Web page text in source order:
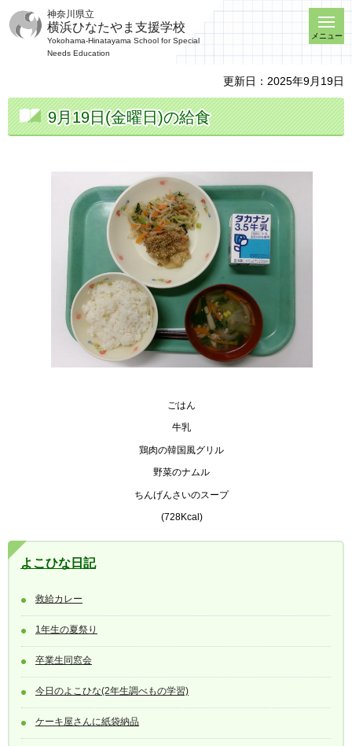
神奈川県立
横浜ひなたやま支援学校
Yokohama-Hinatayama School for Special
Needs Education
メニュー
更新日：2025年9月19日
9月19日(金曜日)の給食
ごはん
牛乳
鶏肉の韓国風グリル
野菜のナムル
ちんげんさいのスープ
(728Kcal)
よこひな日記
救給カレー
1年生の夏祭り
卒業生同窓会
今日のよこひな(2年生調べもの学習)
ケーキ屋さんに紙袋納品